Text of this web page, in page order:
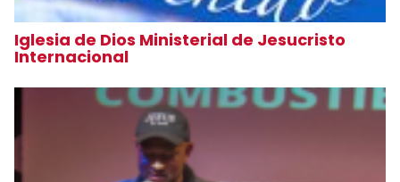
Iglesia de Dios Ministerial de Jesucristo
Internacional